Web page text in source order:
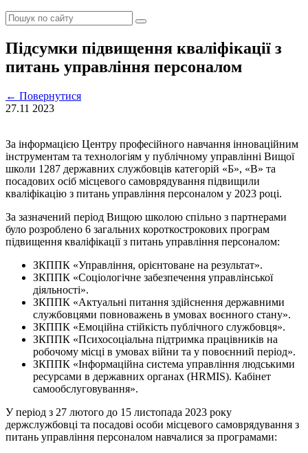
Підсумки підвищення кваліфікації з
питань управління персоналом
← Повернутися
27.11 2023
За інформацією Центру професійного навчання інноваційним
інструментам та технологіям у публічному управлінні Вищої
школи 1287 державних службовців категорій «Б», «В» та
посадових осіб місцевого самоврядування підвищили
кваліфікацію з питань управління персоналом у 2023 році.
За зазначений період Вищою школою спільно з партнерами
було розроблено 6 загальних короткострокових програм
підвищення кваліфікації з питань управління персоналом:
ЗКППК «Управління, орієнтоване на результат».
ЗКППК «Соціологічне забезпечення управлінської
діяльності».
ЗКППК «Актуальні питання здійснення державними
службовцями повноважень в умовах воєнного стану».
ЗКППК «Емоційна стійкість публічного службовця».
ЗКППК «Психосоціальна підтримка працівників на
робочому місці в умовах війни та у повоєнний період».
ЗКППК «Інформаційна система управління людськими
ресурсами в державних органах (HRMIS). Кабінет
самообслуговування».
У період з 27 лютого до 15 листопада 2023 року
держслужбовці та посадові особи місцевого самоврядування з
питань управління персоналом навчалися за програмами: